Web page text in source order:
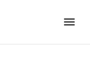
Toggle